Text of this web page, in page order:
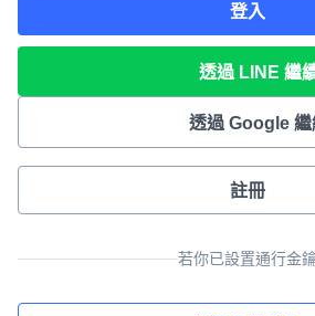
登入
透過 LINE 繼
透過 Google 繼
註冊
若你已設置通行金鑰